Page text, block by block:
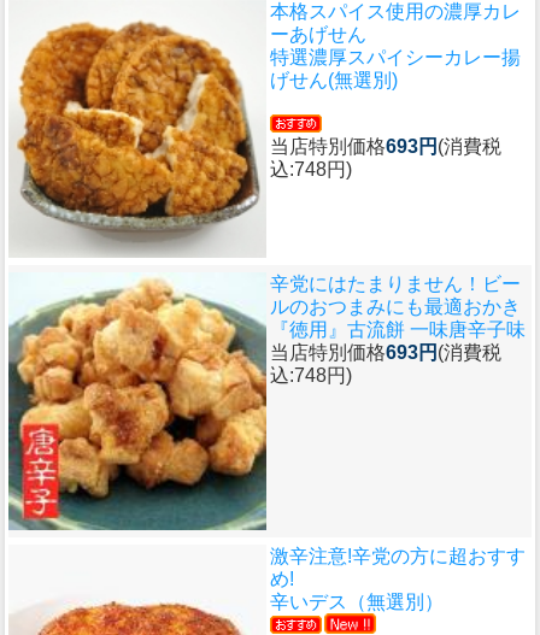
本格スパイス使用の濃厚カレ
ーあげせん
特選濃厚スパイシーカレー揚
げせん(無選別)
当店特別価格693円 (消費税
込:748円)
辛党にはたまりません！ビー
ルのおつまみにも最適おかき
『徳用』古流餅 一味唐辛子味
当店特別価格693円 (消費税
込:748円)
激辛注意!辛党の方に超おすす
め!
辛いデス（無選別）